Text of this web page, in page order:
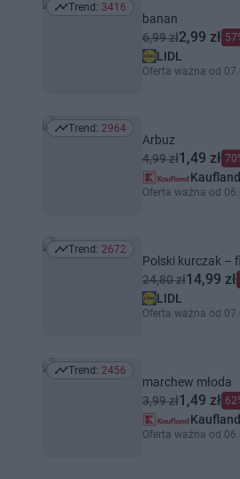
Trend: 3416
Trend: 3416
banan
6,99 zł2,99 zł
LIDL
Oferta ważna od
Trend: 2964
Trend: 2964
Arbuz
4,99 zł1,49 zł
Kaufland
Oferta ważna od
Trend: 2672
Trend: 2672
Polski kurczak –
24,80 zł14,99 zł
LIDL
Oferta ważna od
Trend: 2456
Trend: 2456
marchew młoda
3,99 zł1,49 zł
Kaufland
Oferta ważna od